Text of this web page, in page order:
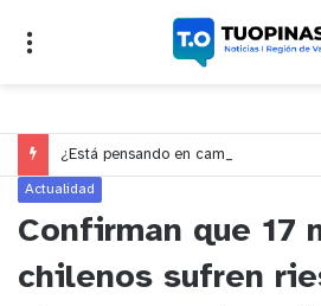
Actualidad
Confirman que 17
chilenos sufren